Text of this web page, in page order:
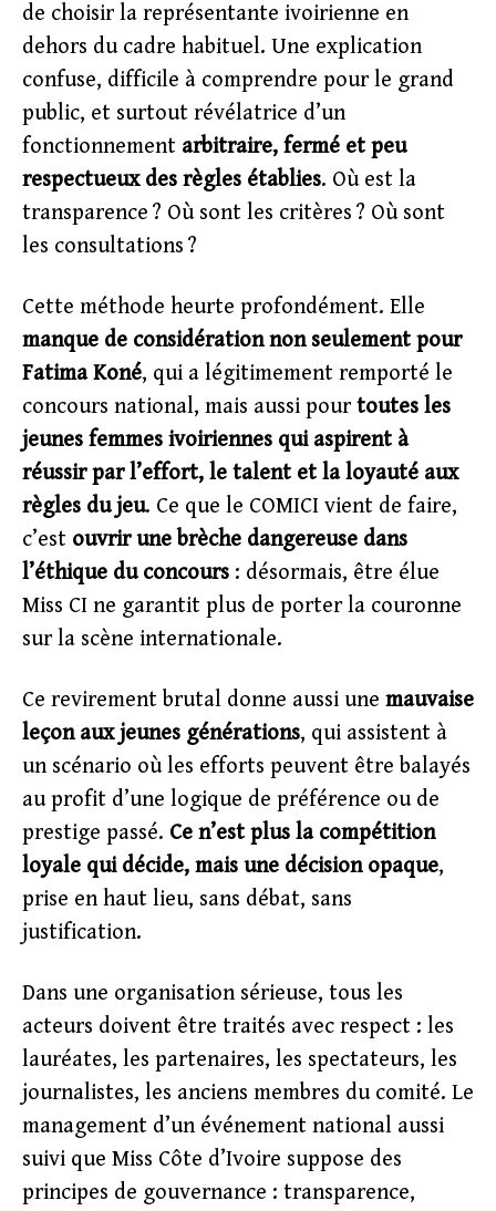
de choisir la représentante ivoirienne en
dehors du cadre habituel. Une explication
confuse, difficile à comprendre pour le grand
public, et surtout révélatrice d’un
fonctionnement arbitraire, fermé et peu
respectueux des règles établies. Où est la
transparence ? Où sont les critères ? Où sont
les consultations ?
Cette méthode heurte profondément. Elle
manque de considération non seulement pour
Fatima Koné, qui a légitimement remporté le
concours national, mais aussi pour toutes les
jeunes femmes ivoiriennes qui aspirent à
réussir par l’effort, le talent et la loyauté aux
règles du jeu. Ce que le COMICI vient de faire,
c’est ouvrir une brèche dangereuse dans
l’éthique du concours : désormais, être élue
Miss CI ne garantit plus de porter la couronne
sur la scène internationale.
Ce revirement brutal donne aussi une mauvaise
leçon aux jeunes générations, qui assistent à
un scénario où les efforts peuvent être balayés
au profit d’une logique de préférence ou de
prestige passé. Ce n’est plus la compétition
loyale qui décide, mais une décision opaque,
prise en haut lieu, sans débat, sans
justification.
Dans une organisation sérieuse, tous les
acteurs doivent être traités avec respect : les
lauréates, les partenaires, les spectateurs, les
journalistes, les anciens membres du comité. Le
management d’un événement national aussi
suivi que Miss Côte d’Ivoire suppose des
principes de gouvernance : transparence,